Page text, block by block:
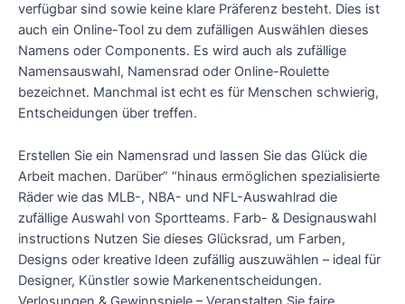
verfügbar sind sowie keine klare Präferenz besteht. Dies ist
auch ein Online-Tool zu dem zufälligen Auswählen dieses
Namens oder Components. Es wird auch als zufällige
Namensauswahl, Namensrad oder Online-Roulette
bezeichnet. Manchmal ist echt es für Menschen schwierig,
Entscheidungen über treffen.
Erstellen Sie ein Namensrad und lassen Sie das Glück die
Arbeit machen. Darüber” “hinaus ermöglichen spezialisierte
Räder wie das MLB-, NBA- und NFL-Auswahlrad die
zufällige Auswahl von Sportteams. Farb- & Designauswahl
instructions Nutzen Sie dieses Glücksrad, um Farben,
Designs oder kreative Ideen zufällig auszuwählen – ideal für
Designer, Künstler sowie Markenentscheidungen.